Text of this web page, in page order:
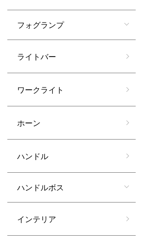
フォグランプ
ライトバー
ワークライト
ホーン
ハンドル
ハンドルボス
インテリア